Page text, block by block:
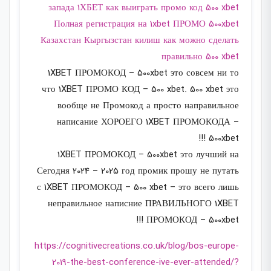
запада 1ХБЕТ как выиграть промо код 500 xbet
Полная регистрация на 1xbet ПРОМО 500xbet
Казахстан Кыргызстан килиш как можно сделать
правильно 500 xbet
1XBET ПРОМОКОД – 500xbet это совсем ни то
что 1XBET ПРОМО КОД – 500 xbet. 500 xbet это
вообще не Промокод а просто направильное
написание ХОРОЕГО 1XBET ПРОМОКОДА –
500xbet !!!
1XBET ПРОМОКОД – 500xbet это лучший на
Сегодня 2024 – 2025 год промик прошу не путать
с 1XBET ПРОМОКОД – 500 xbet – это всего лишь
неправильное написние ПРАВИЛЬНОГО 1XBET
ПРОМОКОД – 500xbet !!!
https://cognitivecreations.co.uk/blog/bos-europe-
2019-the-best-conference-ive-ever-attended/?